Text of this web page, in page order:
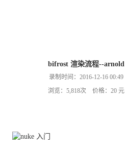
bifrost 渲染流程--arnold
录制时间：2016-12-16 00:49
浏览：5,818次 价格：20 元